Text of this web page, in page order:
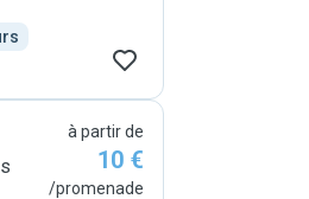
à partir de
10 €
/promenade